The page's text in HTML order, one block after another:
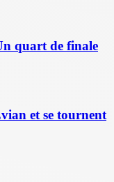
quart de finale
et se tournent